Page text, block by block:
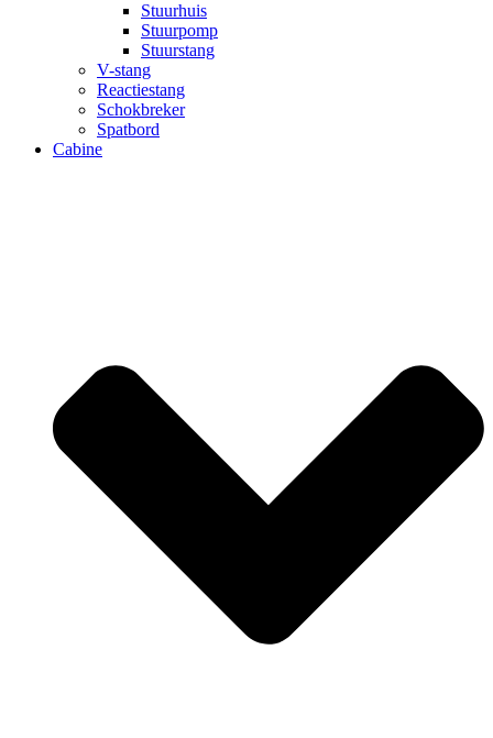
Stuurhuis
Stuurpomp
Stuurstang
V-stang
Reactiestang
Schokbreker
Spatbord
Cabine